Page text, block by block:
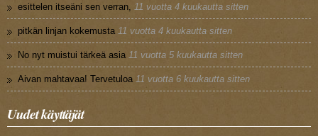
esittelen itseäni sen verran, 11 vuotta 4 kuukautta sitten
pitkän linjan kokemusta 11 vuotta 4 kuukautta sitten
No nyt muistui tärkeä asia 11 vuotta 5 kuukautta sitten
Aivan mahtavaa! Tervetuloa 11 vuotta 6 kuukautta sitten
Uudet käyttäjät